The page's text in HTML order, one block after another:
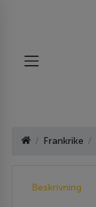
Frankrike
Beskrivning